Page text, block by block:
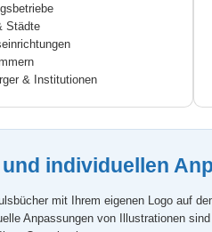
Städte
& Institutionen
individuellen
mit Ihrem eigenen Logo auf
Anpassungen von Illustrationen